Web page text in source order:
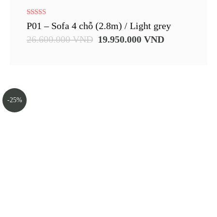
5.00
out of 5
P01 – Sofa 4 chỗ (2.8m) / Light grey
26.600.000VND 19.950.000 VND
-25%